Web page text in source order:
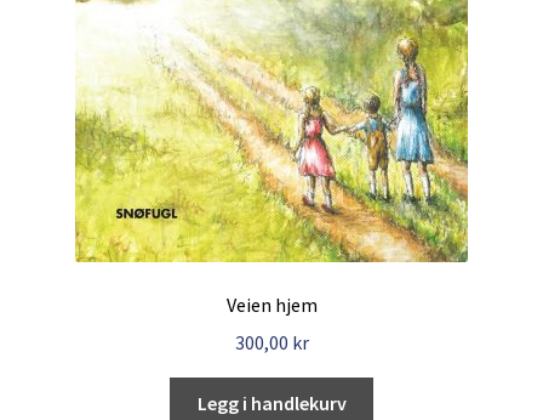
Veien hjem
300,00 kr
Legg i handlekurv